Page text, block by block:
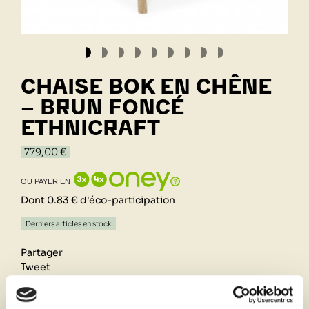
CHAISE BOK EN CHÊNE
- BRUN FONCÉ
ETHNICRAFT
779,00 €
OU PAYER EN
Dont 0.83 € d'éco-participation
Derniers articles en stock
Partager
Tweet